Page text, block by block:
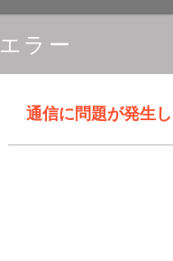
エラー
通信に問題が発生